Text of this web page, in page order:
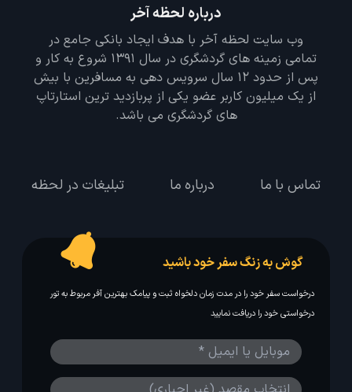
درباره لحظه آخر
وب سایت لحظه آخر با هدف ایجاد بانکی جامع در
تمامی زمینه های گردشگری در سال 1391 شروع به کار و
پس از حدود 12 سال سرویس دهی به مسافرین با بیش
از یک میلیون کاربر عضو یکی از پربازدید ترین استارتاپ
های گردشگری می باشد.
تماس با ما درباره ما تبلیغات در لحظه
گوش به زنگ سفر خود باشید
درخواست سفر خود را در مدت زمان دلخواه ثبت و پیامک بهترین آفر مربوط به تور
درخواستی خود را دریافت نمایید